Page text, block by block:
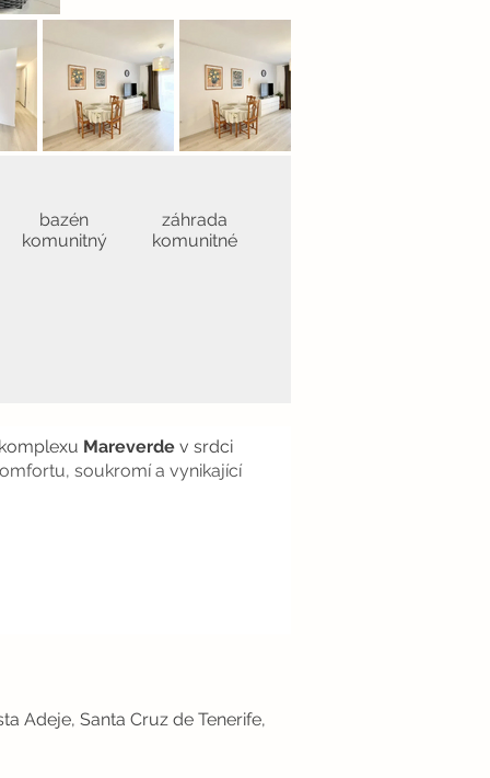
bazén
komunitný
záhrada
komunitné
Mareverde v srdci
soukromí a vynikající
Adeje, Santa Cruz de Tenerife,